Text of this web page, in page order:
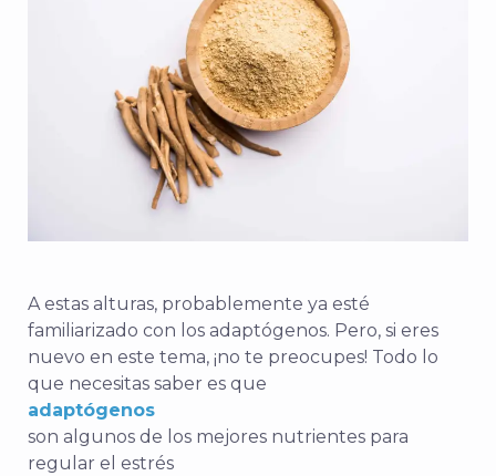
A estas alturas, probablemente ya esté
familiarizado con los adaptógenos. Pero, si eres
nuevo en este tema, ¡no te preocupes! Todo lo
que necesitas saber es que
adaptógenos
son algunos de los mejores nutrientes para
regular el estrés